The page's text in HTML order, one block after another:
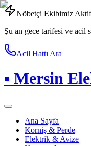
Nöbetçi Ekibimiz Aktif
Şu an gece tarifesi ve acil
Acil Hattı Ara
▪ Mersin
Ana Sayfa
Korniş & Perde
Elektrik & Avize